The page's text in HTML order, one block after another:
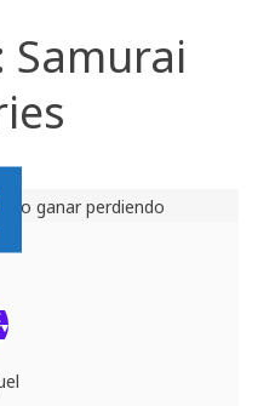
Samurai